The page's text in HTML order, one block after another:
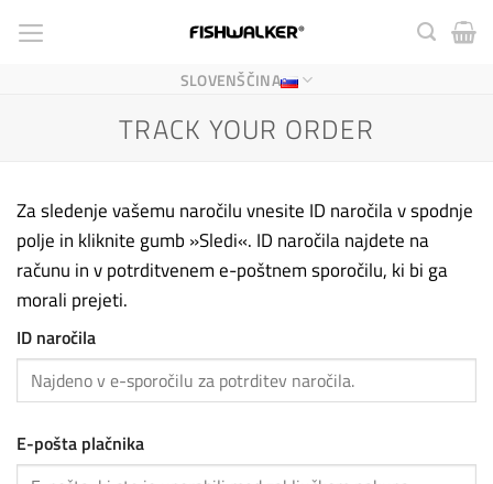
SLOVENŠČINA
TRACK YOUR ORDER
Za sledenje vašemu naročilu vnesite ID naročila v spodnje
polje in kliknite gumb »Sledi«. ID naročila najdete na
računu in v potrditvenem e-poštnem sporočilu, ki bi ga
morali prejeti.
ID naročila
E-pošta plačnika